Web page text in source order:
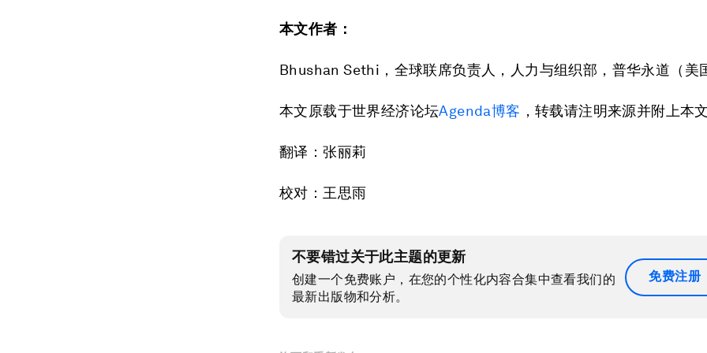
本文作者：
Bhushan Sethi，全球联席负责人，人力与组织部，普华永道（美
本文原载于世界经济论坛Agenda博客 ，转载请注明来源并附上本
翻译：张丽莉
校对：王思雨
不要错过关于此主题的更新
创建一个免费账户，在您的个性化内容合集中查看我们的
最新出版物和分析。
免费注册